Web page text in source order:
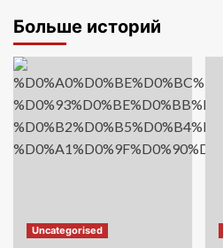
Больше историй
Uncategorised